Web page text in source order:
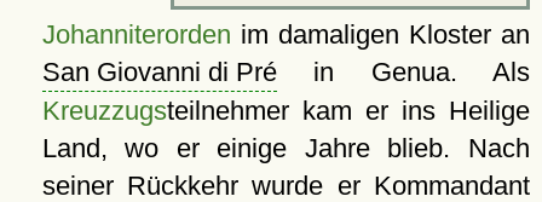
Johanniterorden im damaligen Kloster an
San Giovanni di Préin Genua. Als
Kreuzzugsteilnehmer kam er ins Heilige
Land, wo er einige Jahre blieb. Nach
seiner Rückkehr wurde er Kommandant